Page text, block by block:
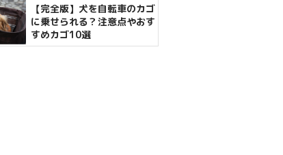
【完全版】犬を自転車のカゴ
に乗せられる？注意点やおす
すめカゴ10選